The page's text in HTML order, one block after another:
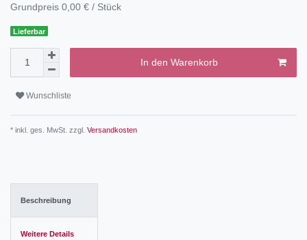
Grundpreis 0,00 € / Stück
Lieferbar
In den Warenkorb
Wunschliste
* inkl. ges. MwSt. zzgl. Versandkosten
Beschreibung
Weitere Details